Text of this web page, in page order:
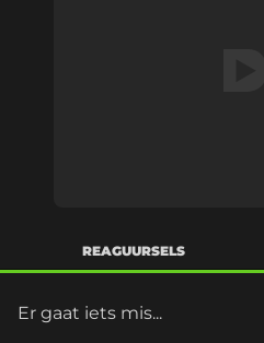
REAGUURSELS
Er gaat iets mis...